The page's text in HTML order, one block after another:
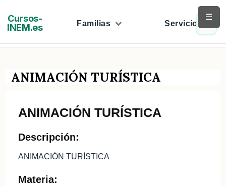
contenido
Cursos-
INEM.es
Familias Servicios
ANIMACIÓN TURÍSTICA
ANIMACIÓN TURÍSTICA
Descripción:
ANIMACIÓN TURÍSTICA
Materia:
☰